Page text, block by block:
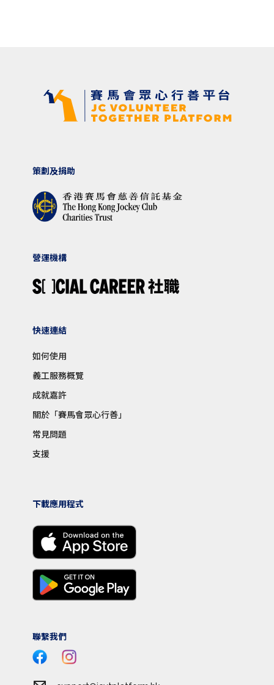
策劃及捐助
營運機構
快速連結
如何使用
義工服務概覽
成就嘉許
關於「賽馬會眾心行善」
常見問題
支援
下載應用程式
聯繫我們